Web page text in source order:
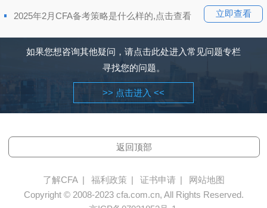
立即查看
2025年2月CFA备考策略是什么样的,点击查看
如果您想咨询其他疑问，请点击此处进入常见问题专栏
寻找您的问题。
>> 点击进入 <<
返回顶部
了解CFA | 福利政策 | 证书申请 |
网站地图
Copyright © 2008-2023 cfa.com.cn, All Rights Reserved.